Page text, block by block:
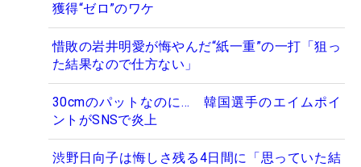
獲得“ゼロ”のワケ
惜敗の岩井明愛が悔やんだ“紙一重”の一打「狙っ
た結果なので仕方ない」
30cmのパットなのに… 韓国選手のエイムポイ
ントがSNSで炎上
渋野日向子は悔しさ残る4日間に「思っていた結